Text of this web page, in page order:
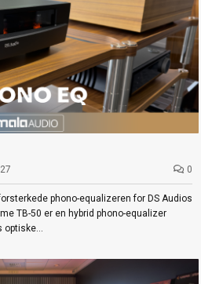
0
phono-equalizeren for DS Audios
TB-50 er en hybrid phono-equalizer